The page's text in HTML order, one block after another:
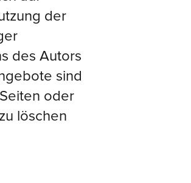
der
des Autors
sind
oder
löschen